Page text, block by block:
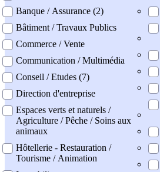
Banque / Assurance (2)
Bâtiment / Travaux Publics
Commerce / Vente
Communication / Multimédia
Conseil / Etudes (7)
Direction d'entreprise
Espaces verts et naturels /
Agriculture / Pêche / Soins aux
animaux
Hôtellerie - Restauration /
Tourisme / Animation